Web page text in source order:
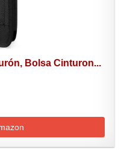
Bolsa Cinturon...